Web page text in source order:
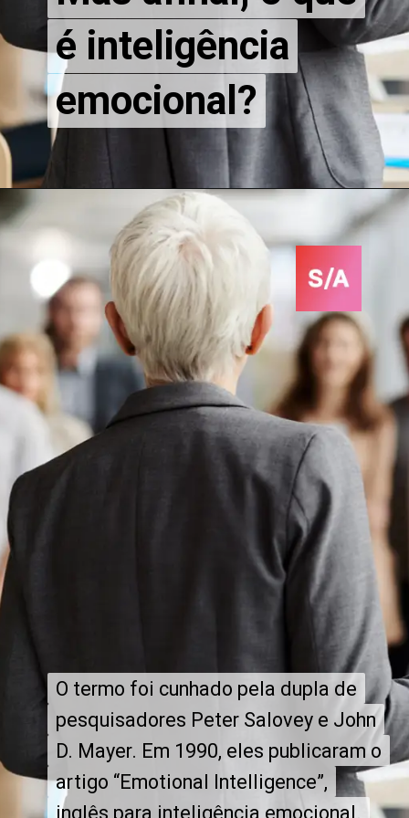
é inteligência
emocional?
é inteligência
emocional?
O termo foi cunhado pela dupla de
pesquisadores Peter Salovey e John
D. Mayer. Em 1990, eles publicaram o
artigo “Emotional Intelligence”,
inglês para inteligência emocional.
O termo foi cunhado pela dupla de
pesquisadores Peter Salovey e John
D. Mayer. Em 1990, eles publicaram o
artigo “Emotional Intelligence”,
inglês para inteligência emocional.